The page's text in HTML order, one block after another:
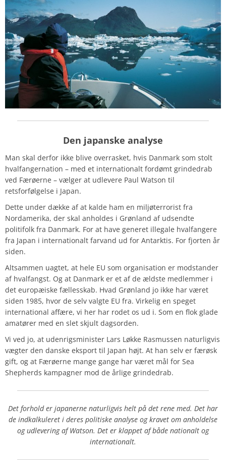
Den japanske analyse
Man skal derfor ikke blive overrasket, hvis Danmark som stolt
hvalfangernation – med et internationalt fordømt grindedrab
ved Færøerne – vælger at udlevere Paul Watson til
retsforfølgelse i Japan.
Dette under dække af at kalde ham en miljøterrorist fra
Nordamerika, der skal anholdes i Grønland af udsendte
politifolk fra Danmark. For at have generet illegale hvalfangere
fra Japan i internationalt farvand ud for Antarktis. For fjorten år
siden.
Altsammen uagtet, at hele EU som organisation er modstander
af hvalfangst. Og at Danmark er et af de ældste medlemmer i
det europæiske fællesskab. Hvad Grønland jo ikke har været
siden 1985, hvor de selv valgte EU fra. Virkelig en speget
international affære, vi her har rodet os ud i. Som en flok glade
amatører med en slet skjult dagsorden.
Vi ved jo, at udenrigsminister Lars Løkke Rasmussen naturligvis
vægter den danske eksport til Japan højt. At han selv er færøsk
gift, og at Færøerne mange gange har været mål for Sea
Shepherds kampagner mod de årlige grindedrab.
Det forhold er japanerne naturligvis helt på det rene med. Det har
de indkalkuleret i deres politiske analyse og kravet om anholdelse
og udlevering af Watson. Det er klappet af både nationalt og
internationalt.